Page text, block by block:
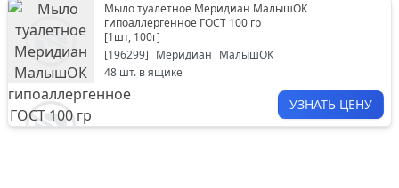
Мыло туалетное Меридиан МалышОК
гипоаллергенное ГОСТ 100 гр
[1шт, 100г]
[196299] Меридиан МалышОК
48 шт. в ящике
УЗНАТЬ ЦЕНУ